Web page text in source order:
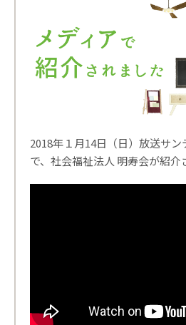
2018年１月14日（日）放送サン
で、社会福祉法人 明寿会が紹介